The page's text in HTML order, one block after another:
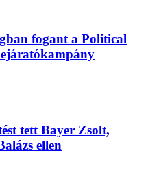
fogant a Political
tett Bayer Zsolt,
ellen